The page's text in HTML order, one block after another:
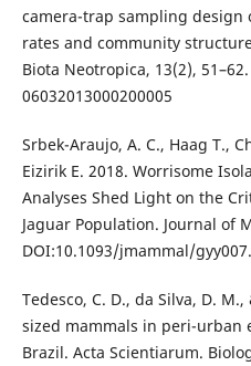
camera-trap sampling design
rates and community
Biota Neotropica, 13(2),
06032013000200005
Srbek-Araujo, A. C., Haag T.,
Eizirik E. 2018. Worrisome
Analyses Shed Light on the
Jaguar Population. Journal of
DOI:10.1093/jmammal/gyy007.
Tedesco, C. D., da Silva, D.
sized mammals in peri-urban
Brazil. Acta Scientiarum.